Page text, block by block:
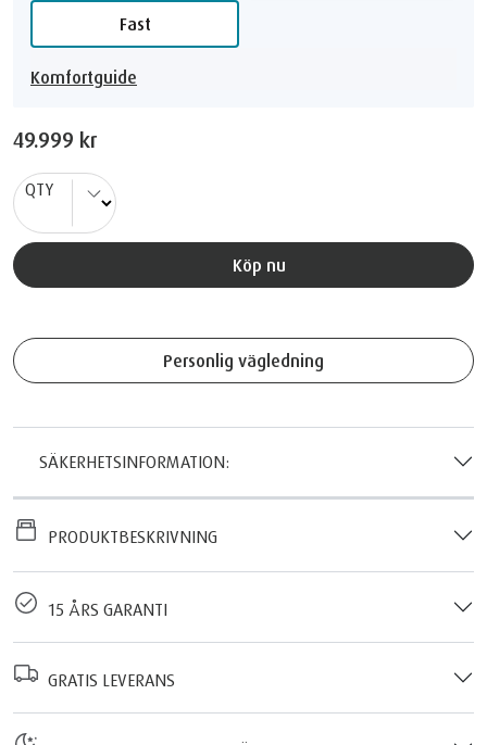
Fast
Komfortguide
49.999 kr
QTY
Köp nu
Personlig vägledning
SÄKERHETSINFORMATION:
PRODUKTBESKRIVNING
15 ÅRS GARANTI
GRATIS LEVERANS